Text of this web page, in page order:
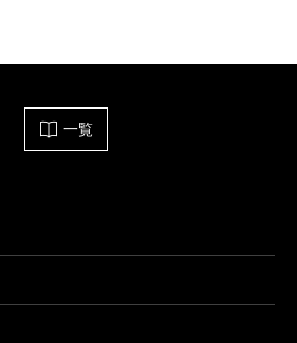
しなさいって言ったんだった
目を浴びたかというと、左派
題だ」と。実際あの裁判は確か
楽まで、何から何までもが彼に
べて彼から始まる。ビートルズ
一覧